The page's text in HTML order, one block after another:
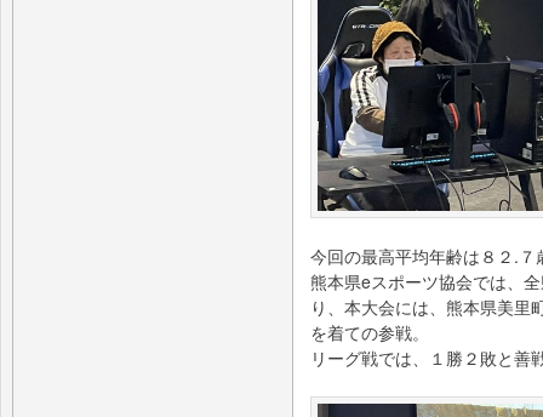
今回の最高平均年齢は８２.
熊本県eスポーツ協会では、
り、本大会には、熊本県美里
を着ての参戦。
リーグ戦では、１勝２敗と善